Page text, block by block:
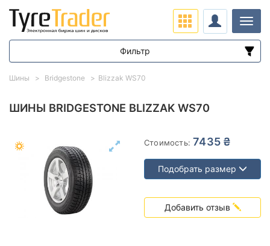
ШИНЫ BRIDGESTONE BLIZZAK WS70
Стоимость: 7435 ₴
Подобрать размер
Добавить отзыв
Шины Bridgestone Blizzak WS70
Фильтр
Диапазон цен